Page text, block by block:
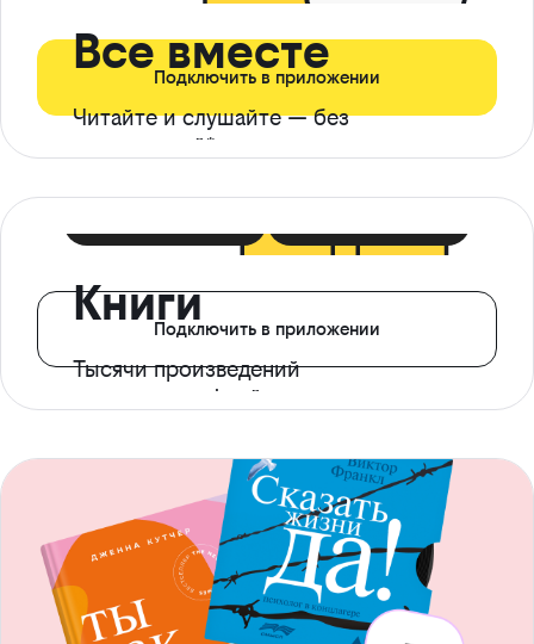
Все вместе
Читайте и слушайте — без
ограничений*
Подключить в приложении
Книги
Тысячи произведений
с доступом офлайн
Подключить в приложении